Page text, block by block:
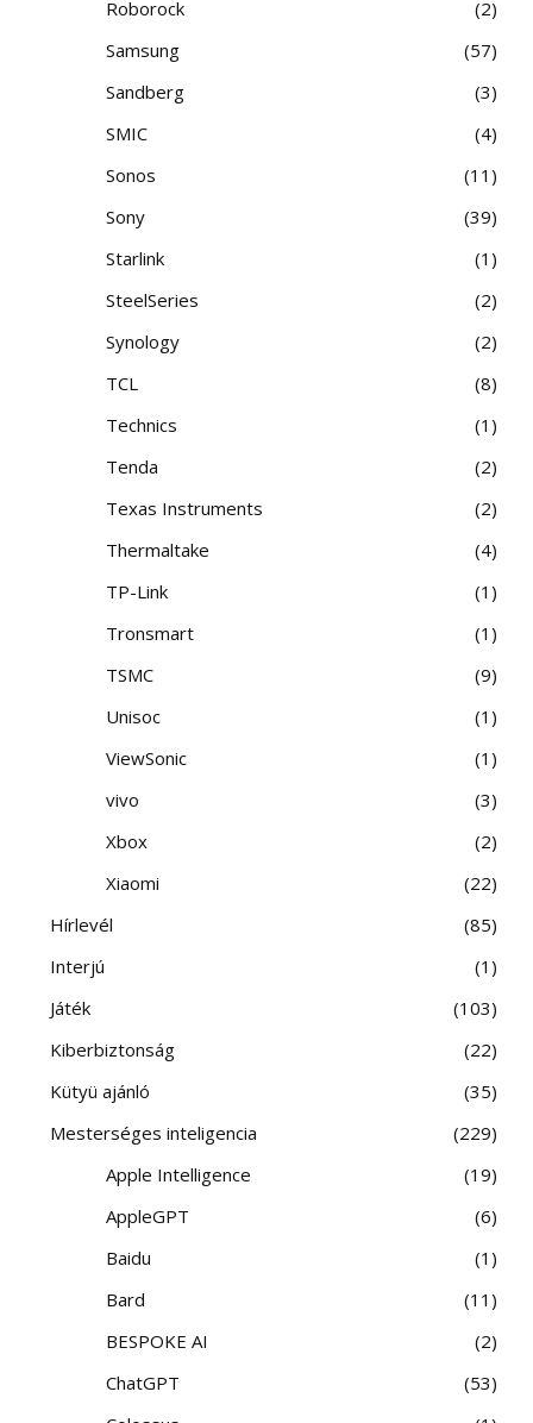
Roborock
2
Samsung
57
Sandberg
3
SMIC
4
Sonos
11
Sony
39
Starlink
1
SteelSeries
2
Synology
2
TCL
8
Technics
1
Tenda
2
Texas Instruments
2
Thermaltake
4
TP-Link
1
Tronsmart
1
TSMC
9
Unisoc
1
ViewSonic
1
vivo
3
Xbox
2
Xiaomi
22
Hírlevél
85
Interjú
1
Játék
103
Kiberbiztonság
22
Kütyü ajánló
35
Mesterséges inteligencia
229
Apple Intelligence
19
AppleGPT
6
Baidu
1
Bard
11
BESPOKE AI
2
ChatGPT
53